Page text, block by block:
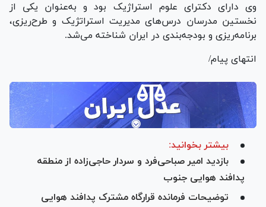
وی دارای دکترای علوم استراژیک بود و به‌عنوان یکی از
نخستین مدرسان درس‌های مدیریت استراتژیک و طرح‌ریزی،
برنامه‌ریزی و بودجه‌بندی در ایران شناخته می‌شد.
انتهای پیام/
بیشتر بخوانید:
بازدید امیر صباحی‌فرد و سردار حاجی‌زاده از منطقه
پدافند هوایی جنوب
توضیحات فرمانده قرارگاه مشترک پدافند هوایی